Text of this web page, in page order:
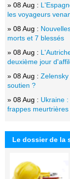
» 08 Aug :
les voyageurs
» 08 Aug :
morts et 7 blessés
» 08 Aug :
deuxième jour
» 08 Aug :
soutien ?
» 08 Aug : Ukraine
frappes
Le dossier de la